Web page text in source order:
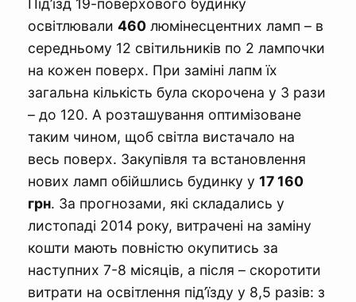
Під’їзд 19-поверхового будинку
освітлювали 460 люмінесцентних ламп – в
середньому 12 світильників по 2 лампочки
на кожен поверх. При заміні лапм їх
загальна кількість була скорочена у 3 рази
– до 120. А розташування оптимізоване
таким чином, щоб світла вистачало на
весь поверх. Закупівля та встановлення
нових ламп обійшлись будинку у 17 160
грн. За прогнозами, які складались у
листопаді 2014 року, витрачені на заміну
кошти мають повністю окупитись за
наступних 7-8 місяців, а після – скоротити
витрати на освітлення під’їзду у 8,5 разів: з